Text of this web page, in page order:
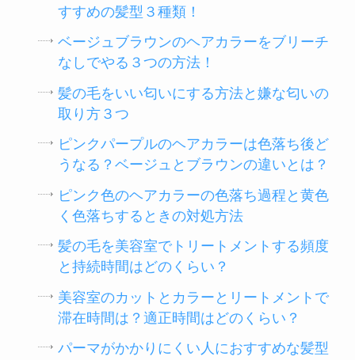
すすめの髪型３種類！
ベージュブラウンのヘアカラーをブリーチ
なしでやる３つの方法！
髪の毛をいい匂いにする方法と嫌な匂いの
取り方３つ
ピンクパープルのヘアカラーは色落ち後ど
うなる？ベージュとブラウンの違いとは？
ピンク色のヘアカラーの色落ち過程と黄色
く色落ちするときの対処方法
髪の毛を美容室でトリートメントする頻度
と持続時間はどのくらい？
美容室のカットとカラーとリートメントで
滞在時間は？適正時間はどのくらい？
パーマがかかりにくい人におすすめな髪型